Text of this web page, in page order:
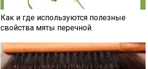
Как и где используются полезные
свойства мяты перечной.